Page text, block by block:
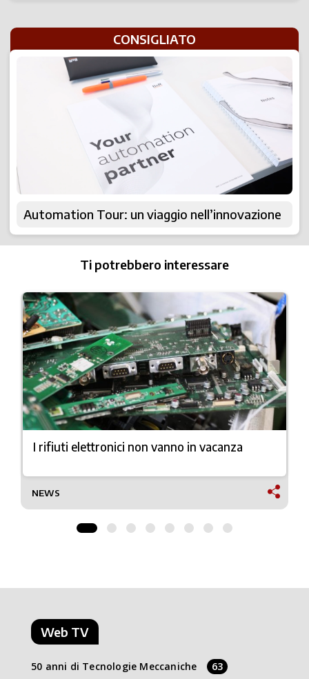
CONSIGLIATO
Automation Tour: un viaggio nell’innovazione
Ti potrebbero interessare
I rifiuti elettronici non vanno in vacanza
NEWS
Web TV
50 anni di Tecnologie Meccaniche 63